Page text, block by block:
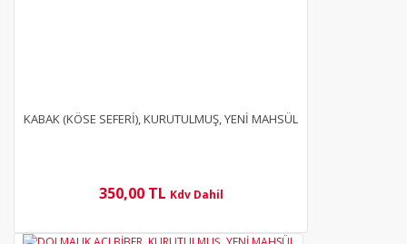
KABAK (KÖSE SEFERİ), KURUTULMUŞ, YENİ MAHSÜL
350,00 TL Kdv Dahil